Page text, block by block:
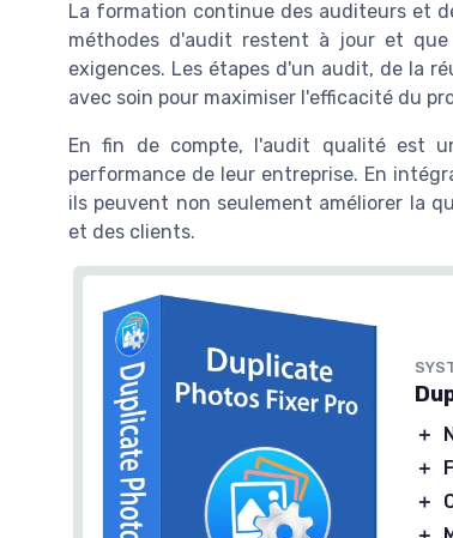
La formation continue des auditeurs et
méthodes d'audit restent à jour et
exigences. Les étapes d'un audit, de la
avec soin pour maximiser l'efficacité du
En fin de compte, l'audit qualité est
performance de leur entreprise. En
ils peuvent non seulement améliorer la
et des clients.
＋
＋
＋